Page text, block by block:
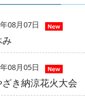
08月07日
08月05日
き納涼花火大会